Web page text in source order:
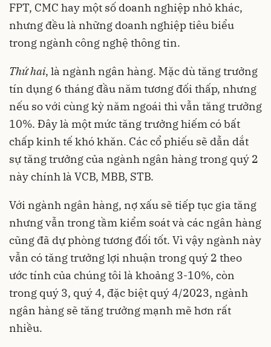
FPT, CMC hay một số doanh nghiệp nhỏ khác,
nhưng đều là những doanh nghiệp tiêu biểu
trong ngành công nghệ thông tin.
Thứhai, là ngành ngân hàng. Mặc dù tăng trưởng
tín dụng 6 tháng đầu năm tương đối thấp, nhưng
nếu so với cùng kỳ năm ngoái thì vẫn tăng trưởng
10%. Đây là một mức tăng trưởng hiếm có bất
chấp kinh tế khó khăn. Các cổ phiếu sẽ dẫn dắt
sự tăng trưởng của ngành ngân hàng trong quý 2
này chính là VCB, MBB, STB.
Với ngành ngân hàng, nợ xấu sẽ tiếp tục gia tăng
nhưng vẫn trong tầm kiểm soát và các ngân hàng
cũng đã dự phòng tương đối tốt. Vì vậy ngành này
vẫn có tăng trưởng lợi nhuận trong quý 2 theo
ước tính của chúng tôi là khoảng 3-10%, còn
trong quý 3, quý 4, đặc biệt quý 4/2023, ngành
ngân hàng sẽ tăng trưởng mạnh mẽ hơn rất
nhiều.